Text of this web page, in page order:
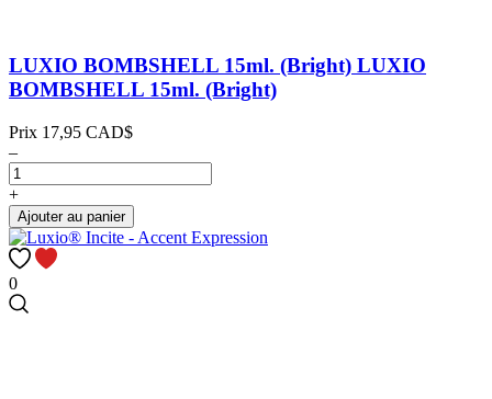
LUXIO BOMBSHELL 15ml. (Bright) LUXIO
BOMBSHELL 15ml. (Bright)
Prix 17,95 CAD$
–
+
Ajouter au panier
0